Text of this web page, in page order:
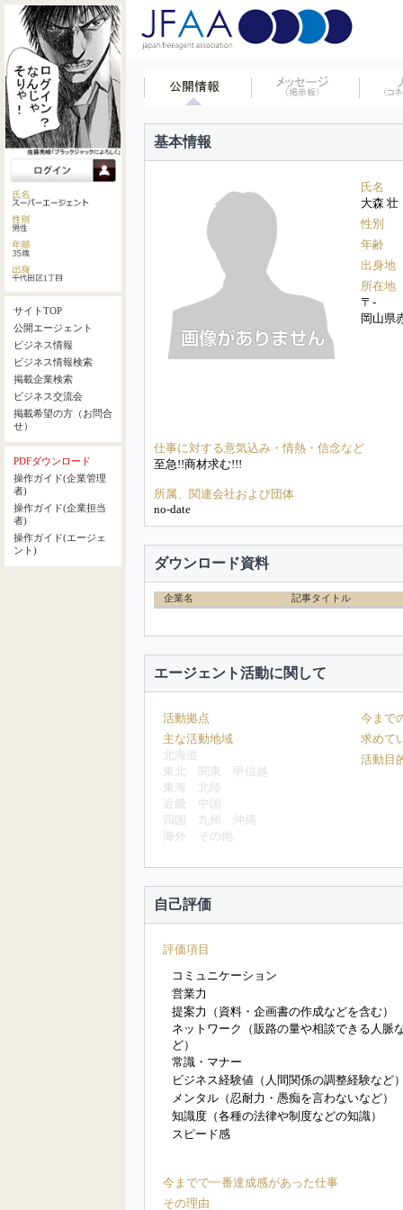
サイトTOP
公開エージェント
ビジネス情報
ビジネス情報検索
掲載企業検索
ビジネス交流会
掲載希望の方（お問合
せ）
PDFダウンロード
操作ガイド(企業管理
者)
操作ガイド(企業担当
者)
操作ガイド(エージェ
ント)
基本情報
氏名
大森 壮
性別
年齢
出身地
所在地
〒-
岡山県
仕事に対する意気込み・情熱・信念など
至急!!商材求む!!!
所属、関連会社および団体
no-date
ダウンロード資料
企業名 記事タイトル
エージェント活動に関して
活動拠点
主な活動地域
北海道
東北
関東
甲信越
東海
北陸
近畿
中国
四国
九州
沖縄
海外
その他
今まで
求めて
活動目
自己評価
評価項目
コミュニケーション
営業力
提案力（資料・企画書の作成などを含む）
ネットワーク（販路の量や相談できる人脈
ど）
常識・マナー
ビジネス経験値（人間関係の調整経験など
メンタル（忍耐力・愚痴を言わないなど）
知識度（各種の法律や制度などの知識）
スピード感
今までで一番達成感があった仕事
その理由